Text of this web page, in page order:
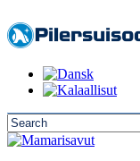
main
content
Close